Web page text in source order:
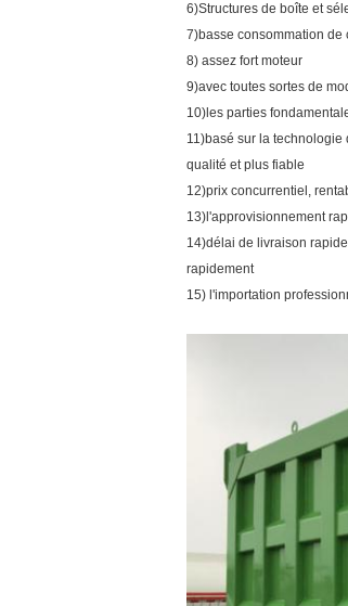
6)Structures de boîte et
7)basse consommation de
8) assez fort moteur
9)avec toutes sortes de
10)les parties
11)basé sur la
qualité et plus fiable
12)prix concurrentiel,
13)l'approvisionnement
14)délai de livraison
rapidement
15) l'importation